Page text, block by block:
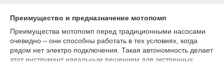
Преимущество и предназначение мотопомп
Преимущества мотопомп перед традиционными насосами
очевидно – они способны работать в тех условиях, когда
рядом нет электро подключения. Такая автономность делает
этот инструмент идеальным решением для экстренных